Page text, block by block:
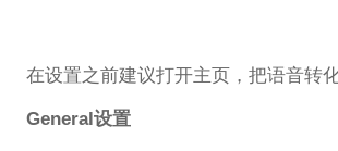
在设置之前建议打开主页，把语音转
General设置